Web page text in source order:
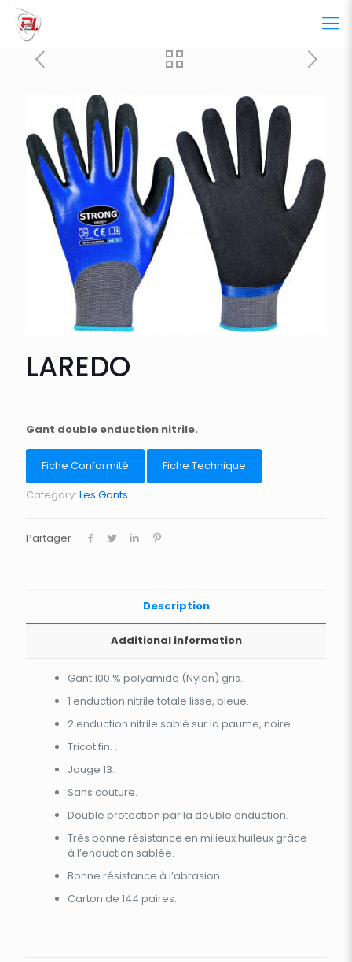
LAREDO
Gant double enduction nitrile.
Fiche Conformité
Fiche Technique
Category: Les Gants
Partager
Description
Additional information
Gant 100 % polyamide (Nylon) gris.
1 enduction nitrile totale lisse, bleue.
2 enduction nitrile sablé sur la paume, noire.
Tricot fin. .
Jauge 13.
Sans couture.
Double protection par la double enduction.
Très bonne résistance en milieux huileux grâce
à l’enduction sablée.
Bonne résistance à l’abrasion.
Carton de 144 paires.